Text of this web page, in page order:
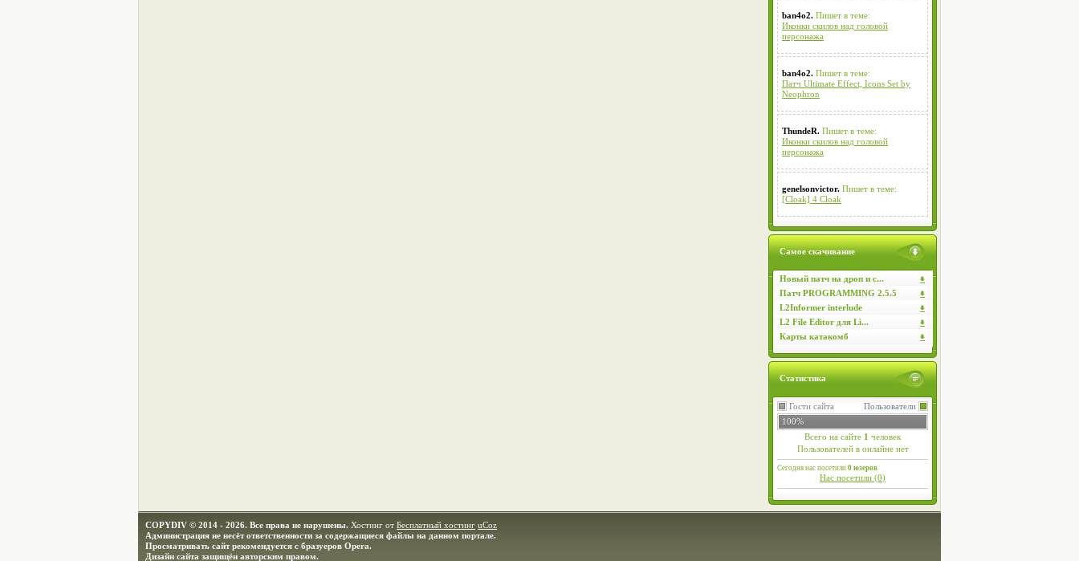
ban4o2. Пишет в теме:
Иконки скилов над головой
персонажа
ban4o2. Пишет в теме:
Патч Ultimate Effect, Icons Set by
Neophron
ThundeR. Пишет в теме:
Иконки скилов над головой
персонажа
genelsonvictor. Пишет в теме:
[Cloak] 4 Cloak
Самое скачивание
Новый патч на дроп и с...
Патч PROGRAMMING 2.5.5
L2Informer interlude
L2 File Editor для Li...
Карты катакомб
Статистика
Пользователи
Гости сайта
100%
Всего на сайте 1 человек
Пользователей в онлайне нет
Сегодня нас посетили 0 юзеров
Нас посетили (0)
COPYDIV © 2014 - 2026. Все права не нарушены. Хостинг от Бесплатный хостинг uCoz
Администрация не несёт ответственности за содержащиеся файлы на данном портале.
Просматривать сайт рекомендуется с бразуеров Opera.
Дизайн сайта защищён авторским правом.